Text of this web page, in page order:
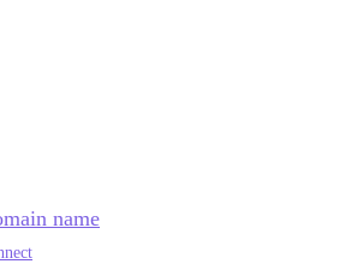
name